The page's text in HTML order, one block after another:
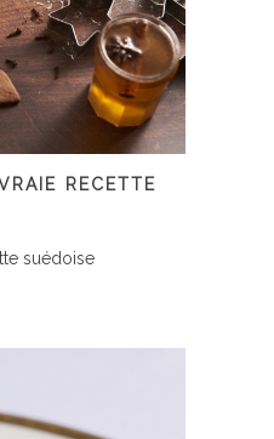
RECETTE
suédoise